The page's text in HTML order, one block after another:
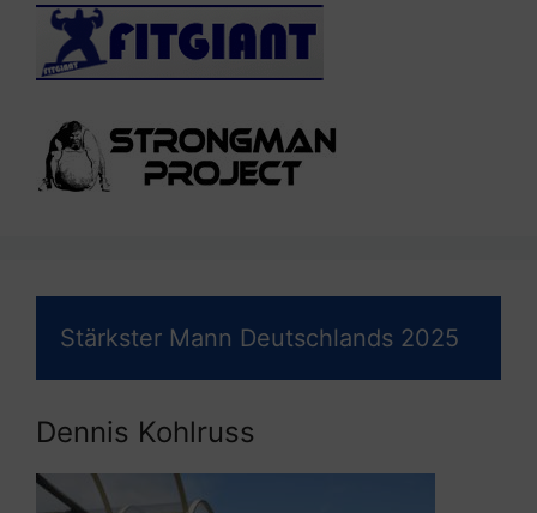
Stärkster Mann Deutschlands 2025
Dennis Kohlruss